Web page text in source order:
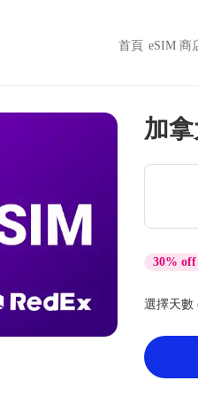
首頁 eSIM 商
加拿
30% off
選擇天數